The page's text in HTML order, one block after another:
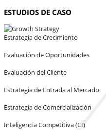
ESTUDIOS DE CASO
Estrategia de Crecimiento
Evaluación de Oportunidades
Evaluación del Cliente
Estrategia de Entrada al Mercado
Estrategia de Comercialización
Inteligencia Competitiva (CI)